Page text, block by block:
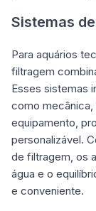
Sistemas
Para aquários
filtragem
Esses sistemas
como mecânica,
equipamento,
personalizável.
de filtragem, os
água e o
e conveniente.